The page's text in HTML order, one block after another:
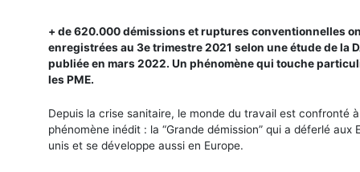
+ de 620.000 démissions et ruptures conventionnelles
enregistrées au 3e trimestre 2021 selon une étude de la
publiée en mars 2022. Un phénomène qui touche
les PME.
Depuis la crise sanitaire, le monde du travail est confronté
phénomène inédit : la “Grande démission” qui a déferlé aux
unis et se développe aussi en Europe.